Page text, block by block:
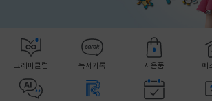
크레마클럽 독서기록 사은품 예